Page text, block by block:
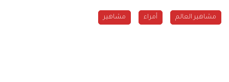
مشاهير العالم أمراء مشاهير